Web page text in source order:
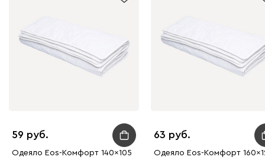
59
Одеяло Eos-Комфорт 140x105
63
Одеяло Eos-Комфорт